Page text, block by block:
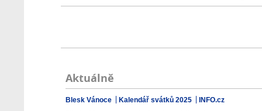
Aktuálně
Blesk Vánoce Kalendář svátků 2025 INFO.cz